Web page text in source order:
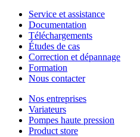
Service et assistance
Documentation
Téléchargements
Études de cas
Correction et dépannage
Formation
Nous contacter
Nos entreprises
Variateurs
Pompes haute pression
Product store